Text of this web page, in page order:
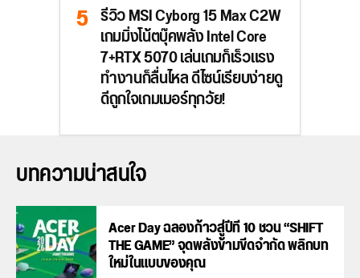
รีวิว MSI Cyborg 15 Max C2W
เกมมิ่งโน้ตบุ๊คพลัง Intel Core
7+RTX 5070 เล่นเกมก็เร็วแรง
ทำงานก็ลื่นไหล ดีไซน์เรียบง่ายดู
ดีถูกใจเกมเมอร์ทุกวัย!
บทความน่าสนใจ
Acer Day ฉลองก้าวสู่ปีที่ 10 ชวน “SHIFT
THE GAME” จุดพลังข้ามขีดจำกัด พลิกบท
ใหม่ในแบบของคุณ